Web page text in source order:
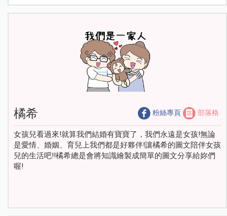
橘希 粉絲專頁 部落格
女孩兒看過來!就算我們結婚有寶寶了，我們永遠是女孩!無論
是愛情、婚姻、育兒上我們都是好夥伴!讓橘希的圖文陪伴女孩
兒的生活吧!!橘希總是會將知識繪製成簡單的圖文分享給妳們
喔!